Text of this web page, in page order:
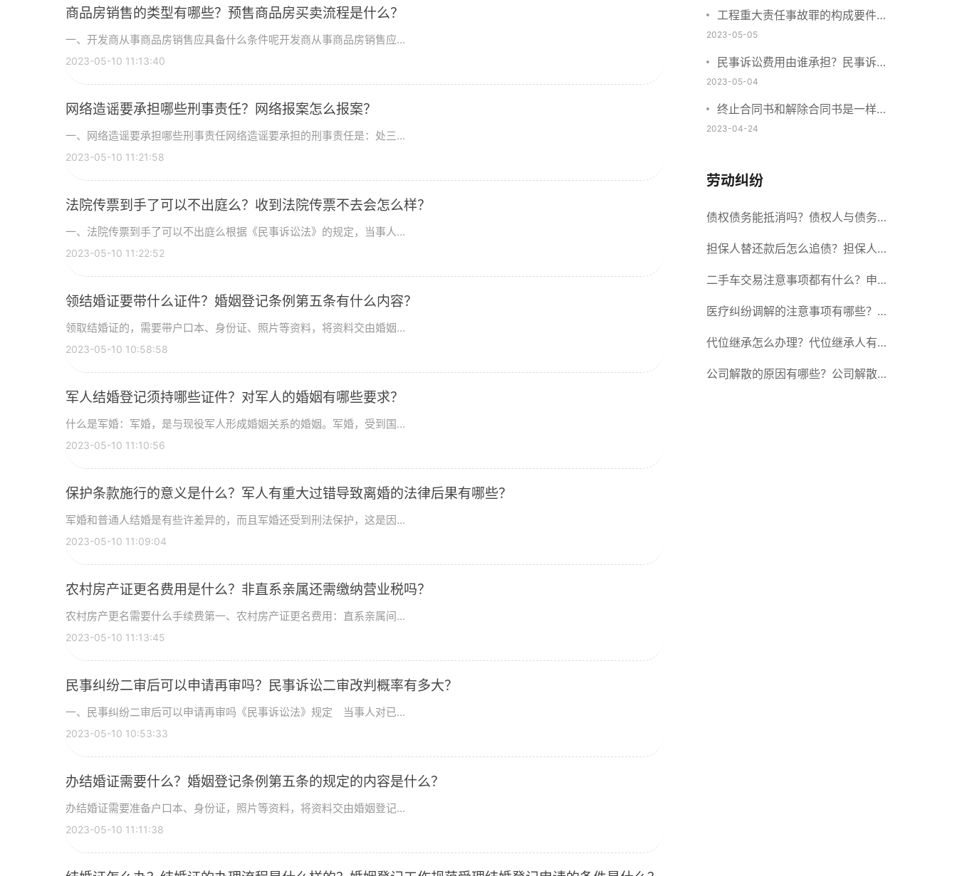
商品房销售的类型有哪些？预售商品房买卖流程是什么？
一、开发商从事商品房销售应具备什么条件呢开发商从事商品房销售应...
2023-05-10 11:13:40
网络造谣要承担哪些刑事责任？网络报案怎么报案？
一、网络造谣要承担哪些刑事责任网络造谣要承担的刑事责任是：处三...
2023-05-10 11:21:58
法院传票到手了可以不出庭么？收到法院传票不去会怎么样？
一、法院传票到手了可以不出庭么根据《民事诉讼法》的规定，当事人...
2023-05-10 11:22:52
领结婚证要带什么证件？婚姻登记条例第五条有什么内容？
领取结婚证的，需要带户口本、身份证、照片等资料，将资料交由婚姻...
2023-05-10 10:58:58
军人结婚登记须持哪些证件？对军人的婚姻有哪些要求？
什么是军婚：军婚，是与现役军人形成婚姻关系的婚姻。军婚，受到国...
2023-05-10 11:10:56
保护条款施行的意义是什么？军人有重大过错导致离婚的法律后果有哪些？
军婚和普通人结婚是有些许差异的，而且军婚还受到刑法保护，这是因...
2023-05-10 11:09:04
农村房产证更名费用是什么？非直系亲属还需缴纳营业税吗？
农村房产更名需要什么手续费第一、农村房产证更名费用：直系亲属间...
2023-05-10 11:13:45
民事纠纷二审后可以申请再审吗？民事诉讼二审改判概率有多大？
一、民事纠纷二审后可以申请再审吗《民事诉讼法》规定 当事人对已...
2023-05-10 10:53:33
办结婚证需要什么？婚姻登记条例第五条的规定的内容是什么？
办结婚证需要准备户口本、身份证，照片等资料，将资料交由婚姻登记...
2023-05-10 11:11:38
工程重大责任事故罪的构成要件是
什么？工程重大安全事故罪的处罚
标准是什么？
2023-05-05
民事诉讼费用由谁承担？民事诉讼
费用收取标准2023
2023-05-04
终止合同书和解除合同书是一样的
吗？提前终止合同算不算违约？
2023-04-24
劳动纠纷
债权债务能抵消吗？债权人与债务人
的区别在哪？
担保人替还款后怎么追债？担保人可
以委托别人签字吗？
二手车交易注意事项都有什么？申请
转移登记的现机动车所有人应当准备
哪些材料？
医疗纠纷调解的注意事项有哪些？医
疗纠纷调解有哪些方式？
代位继承怎么办理？代位继承人有赡
养的能力吗？
公司解散的原因有哪些？公司解散的